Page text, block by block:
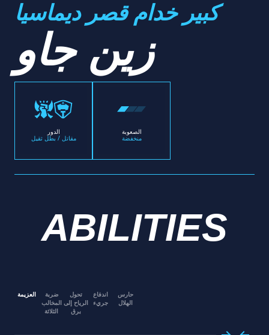
كبير خدام قصر ديماسيا
زين جاو
الدور
مقاتل / بطل ثقيل
الصعوبة
منخفضة
ABILITIES
العزيمة
ضربة
المخالب
الثلاثة
تحول
الرياح إلى
برق
اندفاع
جريء
حارس
الهلال